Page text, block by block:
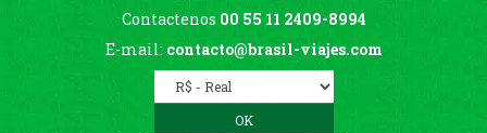
Contactenos 00 55 11 2409-8994
E-mail: contacto@brasil-viajes.com